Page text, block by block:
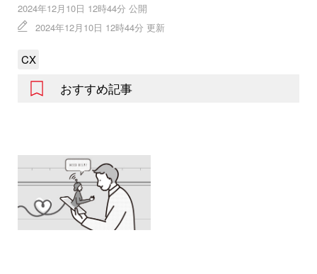
2024年12月10日 12時44分 公開
2024年12月10日 12時44分 更新
CX
おすすめ記事